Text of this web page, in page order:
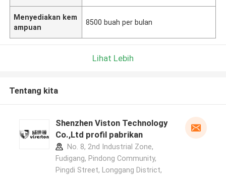
Menyediakan kem
ampuan
8500 buah per bulan
Lihat Lebih
Tentang kita
Shenzhen Viston Technology
Co.,Ltd profil pabrikan
No. 8, 2nd Industrial Zone,
Fudigang, Pindong Community,
Pingdi Street, Longgang District,